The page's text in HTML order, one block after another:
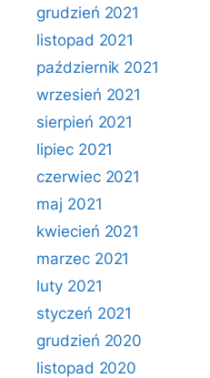
grudzień 2021
listopad 2021
październik 2021
wrzesień 2021
sierpień 2021
lipiec 2021
czerwiec 2021
maj 2021
kwiecień 2021
marzec 2021
luty 2021
styczeń 2021
grudzień 2020
listopad 2020